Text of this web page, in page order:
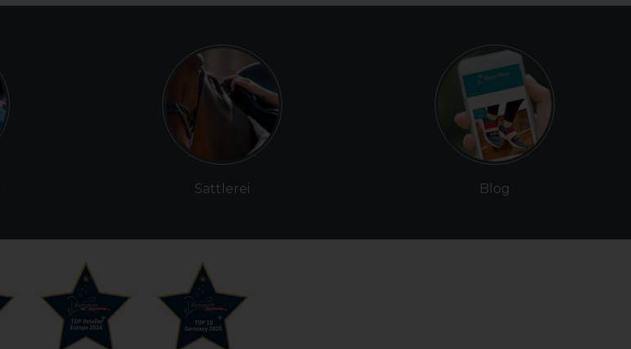
Sattlerei Blog